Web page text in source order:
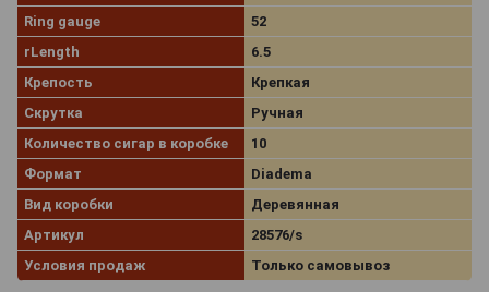
Ring gauge
52
rLength
6.5
Крепость
Крепкая
Скрутка
Ручная
Количество сигар в коробке
10
Формат
Diadema
Вид коробки
Деревянная
Артикул
28576/s
Условия продаж
Только самовывоз